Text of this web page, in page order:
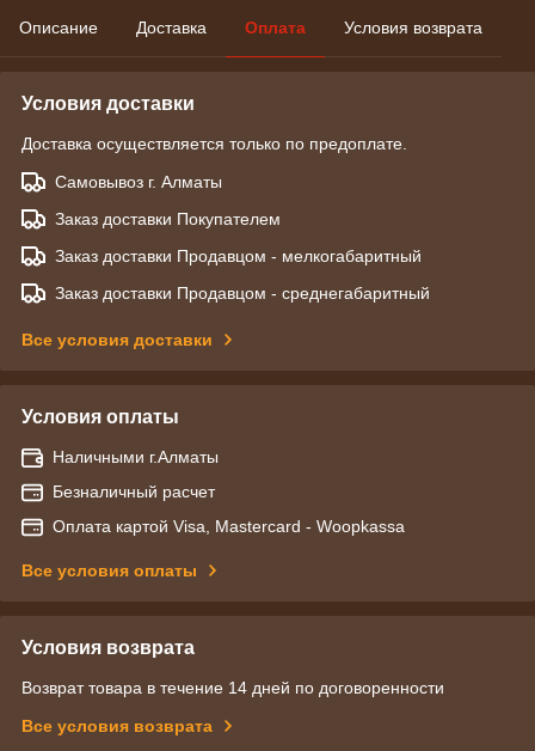
Описание Доставка Оплата Условия возврата
Условия доставки
Доставка осуществляется только по предоплате.
Самовывоз г. Алматы
Заказ доставки Покупателем
Заказ доставки Продавцом - мелкогабаритный
Заказ доставки Продавцом - среднегабаритный
Все условия доставки
Условия оплаты
Наличными г.Алматы
Безналичный расчет
Оплата картой Visa, Mastercard - Woopkassa
Все условия оплаты
Условия возврата
Возврат товара в течение 14 дней по договоренности
Все условия возврата